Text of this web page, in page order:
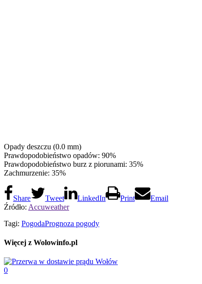
Opady deszczu (0.0 mm)
Prawdopodobieństwo opadów: 90%
Prawdopodobieństwo burz z piorunami: 35%
Zachmurzenie: 35%
Share Tweet LinkedIn Print
Email
Źródło: Accuweather
Tagi: PogodaPrognoza pogody
Więcej z Wolowinfo.pl
0